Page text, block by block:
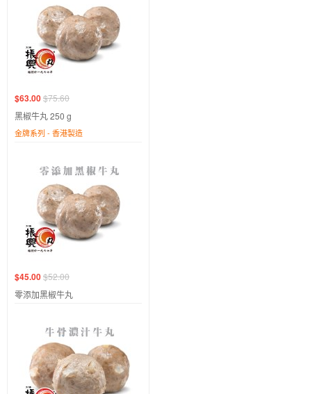
$63.00$75.60
黑椒牛丸 250 g
金牌系列 - 香港製造
$45.00$52.00
零添加黑椒牛丸